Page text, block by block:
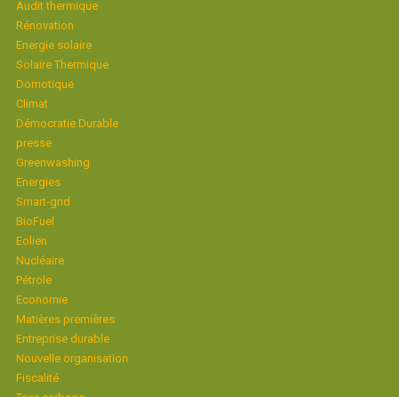
Audit thermique
Rénovation
Energie solaire
Solaire Thermique
Domotique
Climat
Démocratie Durable
presse
Greenwashing
Energies
Smart-grid
BioFuel
Eolien
Nucléaire
Pétrole
Economie
Matières premières
Entreprise durable
Nouvelle organisation
Fiscalité